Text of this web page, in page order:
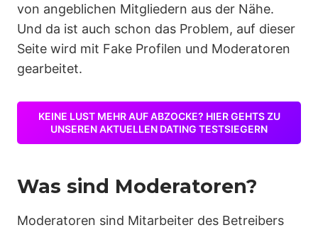
von angeblichen Mitgliedern aus der Nähe.
Und da ist auch schon das Problem, auf dieser
Seite wird mit Fake Profilen und Moderatoren
gearbeitet.
KEINE LUST MEHR AUF ABZOCKE? HIER GEHTS ZU
UNSEREN AKTUELLEN DATING TESTSIEGERN
Was sind Moderatoren?
Moderatoren sind Mitarbeiter des Betreibers